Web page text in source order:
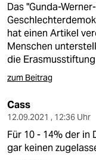
Das "Gunda-
hat einen Artikel
Menschen
die
zum Beitrag
Cass
12.09.2021 , 12:36 Uhr
Für 10 - 14% der in
gar keinen